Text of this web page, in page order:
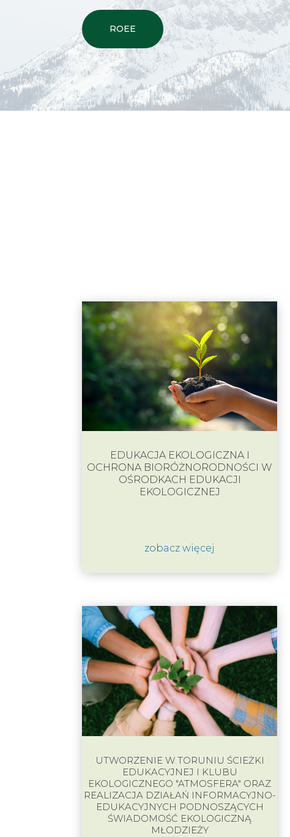
ROEE
EDUKACJA EKOLOGICZNA I
OCHRONA BIORÓŻNORODNOŚCI W
OŚRODKACH EDUKACJI
EKOLOGICZNEJ
zobacz więcej
UTWORZENIE W TORUNIU ŚCIEŻKI
EDUKACYJNEJ I KLUBU
EKOLOGICZNEGO "ATMOSFERA" ORAZ
REALIZACJA DZIAŁAŃ INFORMACYJNO-
EDUKACYJNYCH PODNOSZĄCYCH
ŚWIADOMOŚĆ EKOLOGICZNĄ
MŁODZIEŻY